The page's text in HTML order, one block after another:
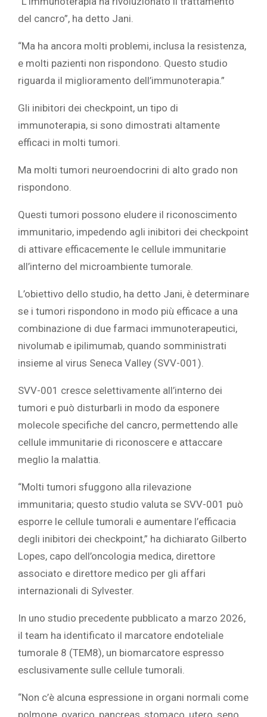
del cancro”, ha detto Jani.
“Ma ha ancora molti problemi, inclusa la resistenza,
e molti pazienti non rispondono. Questo studio
riguarda il miglioramento dell’immunoterapia.”
Gli inibitori dei checkpoint, un tipo di
immunoterapia, si sono dimostrati altamente
efficaci in molti tumori.
Ma molti tumori neuroendocrini di alto grado non
rispondono.
Questi tumori possono eludere il riconoscimento
immunitario, impedendo agli inibitori dei checkpoint
di attivare efficacemente le cellule immunitarie
all’interno del microambiente tumorale.
L’obiettivo dello studio, ha detto Jani, è determinare
se i tumori rispondono in modo più efficace a una
combinazione di due farmaci immunoterapeutici,
nivolumab e ipilimumab, quando somministrati
insieme al virus Seneca Valley (SVV-001).
SVV-001 cresce selettivamente all’interno dei
tumori e può disturbarli in modo da esponere
molecole specifiche del cancro, permettendo alle
cellule immunitarie di riconoscere e attaccare
meglio la malattia.
“Molti tumori sfuggono alla rilevazione
immunitaria; questo studio valuta se SVV-001 può
esporre le cellule tumorali e aumentare l’efficacia
degli inibitori dei checkpoint,” ha dichiarato Gilberto
Lopes, capo dell’oncologia medica, direttore
associato e direttore medico per gli affari
internazionali di Sylvester.
In uno studio precedente pubblicato a marzo 2026,
il team ha identificato il marcatore endoteliale
tumorale 8 (TEM8), un biomarcatore espresso
esclusivamente sulle cellule tumorali.
“Non c’è alcuna espressione in organi normali come